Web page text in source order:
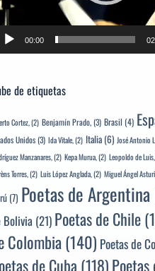
00:00
de etiquetas
Cortez,(2) Benjamín Prado,(3) Brasil (4)
Unidos(3) Ida Vitale,(2) Italia (6) José Antonio
Manzanares,(2) Kepa Murua,(2) Leopoldo de Luis,
Torres,(2) Luis López Anglada,(2) Miguel Ángel
(7) Poetas de Argentina
Bolivia(21) Poetas de Chile
Colombia(140) Poetas de
de Cuba (118)Poetas